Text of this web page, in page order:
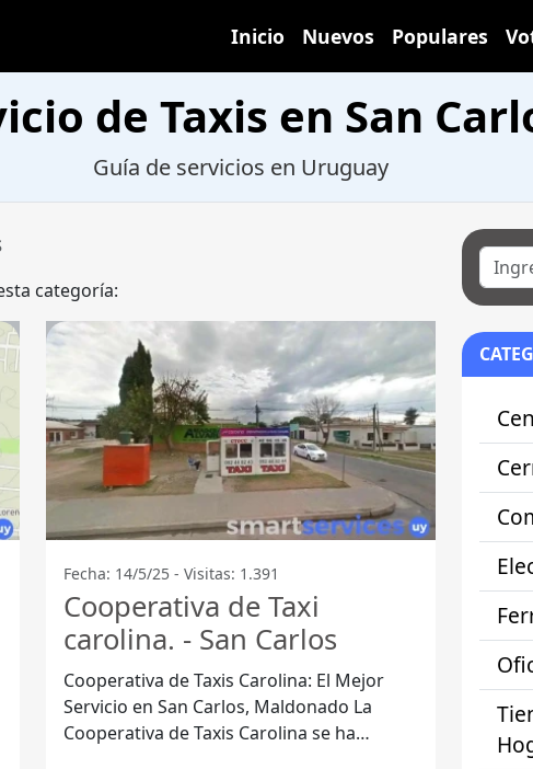
Inicio Nuevos Populares
de Taxis en San
Guía de servicios en Uruguay
categoría:
Fecha: 14/5/25 - Visitas: 1.391
Cooperativa de Taxi
carolina. - San Carlos
Cooperativa de Taxis Carolina: El Mejor
Servicio en San Carlos, Maldonado La
Cooperativa de Taxis Carolina se ha